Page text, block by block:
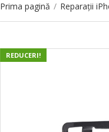
Prima pagină / Reparații
REDUCERI!